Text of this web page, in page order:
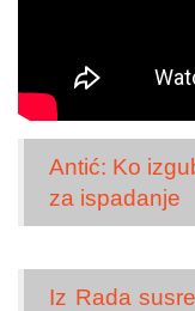
Antić: Ko
za ispadanje
Iz Rada